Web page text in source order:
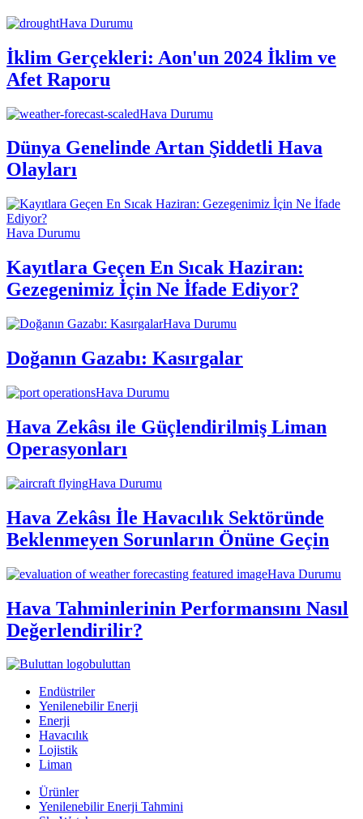
Hava Durumu
İklim Gerçekleri: Aon'un 2024 İklim ve
Afet Raporu
Hava Durumu
Dünya Genelinde Artan Şiddetli Hava
Olayları
Hava Durumu
Kayıtlara Geçen En Sıcak Haziran:
Gezegenimiz İçin Ne İfade Ediyor?
Hava Durumu
Doğanın Gazabı: Kasırgalar
Hava Durumu
Hava Zekâsı ile Güçlendirilmiş Liman
Operasyonları
Hava Durumu
Hava Zekâsı İle Havacılık Sektöründe
Beklenmeyen Sorunların Önüne Geçin
Hava Durumu
Hava Tahminlerinin Performansını Nasıl
Değerlendirilir?
buluttan
Endüstriler
Yenilenebilir Enerji
Enerji
Havacılık
Lojistik
Liman
Ürünler
Yenilenebilir Enerji Tahmini